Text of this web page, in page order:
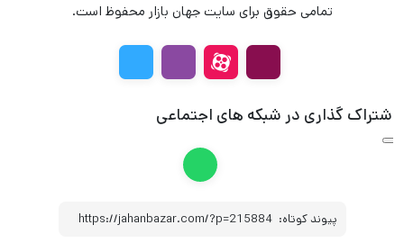
تمامی حقوق برای سایت جهان بازار محفوظ است.
گذاری در شبکه های اجتماعی
پیوند کوتاه: https://jahanbazar.com/?p=215884